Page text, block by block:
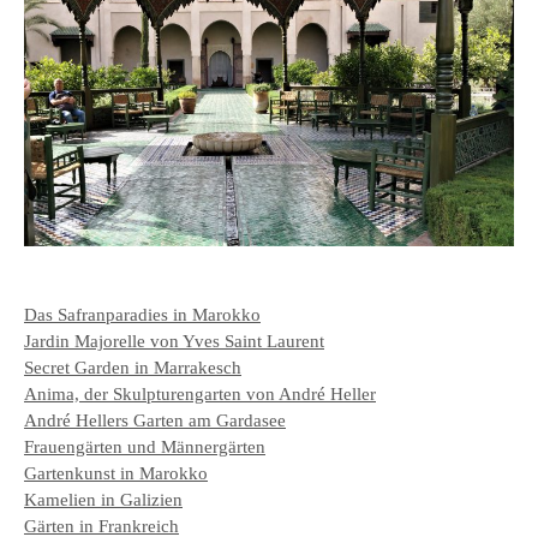
Das Safranparadies in Marokko
Jardin Majorelle von Yves Saint Laurent
Secret Garden in Marrakesch
Anima, der Skulpturengarten von André Heller
André Hellers Garten am Gardasee
Frauengärten und Männergärten
Gartenkunst in Marokko
Kamelien in Galizien
Gärten in Frankreich